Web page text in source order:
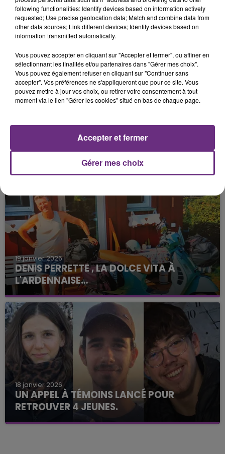
22 janvier 2026
UN HOMME ÉLECTRISÉ APRÈS LA CHUTE
D'UN LAMPADAIRE SUR UNE LIGNE À...
UNE RENCONTRE INSPIRANTE : MARIE
BARBE
19 janvier 2026
DENIS PERRETTE , LA DOLCE VITA À
L'ARDENNAISE…
18 janvier 2026
UN APPEL À TÉMOINS LANCÉ POUR
RETROUVER 4 JEUNES.
following functionalities: Identify devices based on information actively
requested; Use precise geolocation data; Match and combine data from
other data sources; Link different devices; Identify devices based on
information transmitted automatically.
Vous pouvez accepter en cliquant sur "Accepter et fermer", ou affiner en
sélectionnant les finalités et/ou partenaires dans "Gérer mes choix".
Vous pouvez également refuser en cliquant sur "Continuer sans
accepter". Vos préférences ne s'appliqueront que pour ce site. Vous
pouvez mettre à jour vos choix, ou retirer votre consentement à tout
moment via le lien "Gérer les cookies" situé en bas de chaque page.
Gérer mes choix
Accepter et fermer